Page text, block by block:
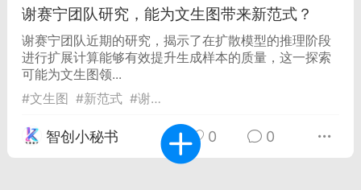
者怎么接入Claude Opus 5 ？智创聚合
调用
Opus 5 已在 Claude、Claude
API，以及 Amazon Web
、Google Cloud 和 Microsoft Foundry
Max 的新默认模型，并成为
谢赛宁团队研究，能为文生图带来新范式？
谢赛宁团队近期的研究，揭示了在扩散模型的推理阶段
进行扩展计算能够有效提升生成样本的质量，这一探索
可能为文生图领...
#文生图 #新范式 #谢赛宁团队
智创小秘书 0 0